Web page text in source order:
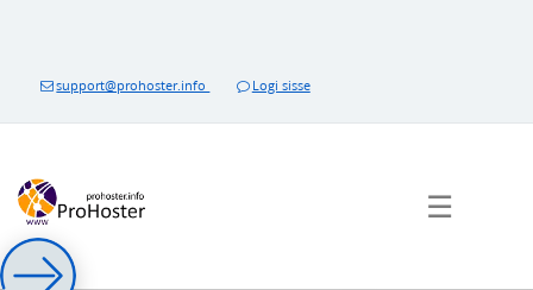
support@prohoster.info Logi sisse
☰